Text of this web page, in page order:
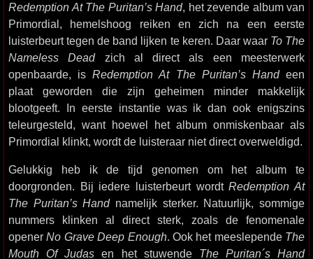
Redemption At The Puritan’s Hand, het zevende album van
Primordial, hemelshoog reiken en zich na een eerste
luisterbeurt tegen de band lijken te keren. Daar waar To The
Nameless Deadzich al direct als een meesterwerk
openbaarde, isRedemption At The Puritan’s Handeen
plaat geworden die zijn geheimen minder makkelijk
blootgeeft. In eerste instantie was ik dan ook enigszins
teleurgesteld, want hoewel het album onmiskenbaar als
Primordial klinkt, wordt de luisteraar niet direct overweldigd.
Gelukkig heb ik de tijd genomen om het album te
doorgronden. Bij iedere luisterbeurt wordtRedemption At
The Puritan’s Handnamelijk sterker. Natuurlijk, sommige
nummers klinken al direct sterk, zoals de fenomenale
openerNo Grave Deep Enough. Ook het meeslepende The
Mouth Of Judas en het stuwende The Puritan´s Hand